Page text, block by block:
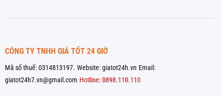
CÔNG TY TNHH GIÁ TỐT 24 GIỜ
Mã số thuế: 0314813197. Website: giatot24h.vn Email:
giatot24h7.vn@gmail.com Hotline: 0898.110.110